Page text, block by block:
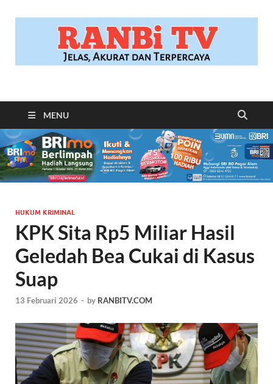
RANBITV.COM
MENU
HUKUM KRIMINAL
KPK Sita Rp5 Miliar Hasil
Geledah Bea Cukai di Kasus
Suap
13 Februari 2026 - by RANBITV.COM